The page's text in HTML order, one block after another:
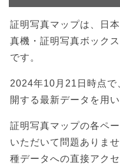
証明写真マップは、日
真機・証明写真ボック
です。
2024年10月21日時点で
開する最新データを用
証明写真マップの各ペ
いただいて問題ありま
種データへの直接アク